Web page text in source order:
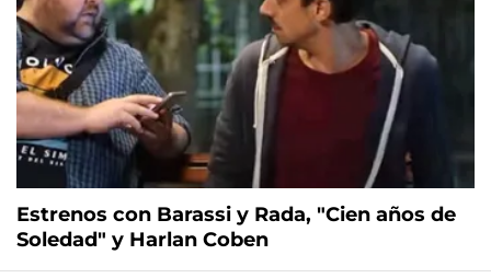
Estrenos con Barassi y Rada, "Cien años de
Soledad" y Harlan Coben